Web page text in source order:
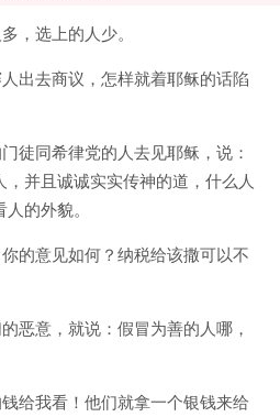
，选上的人少。
出去商议，怎样就着耶稣的话陷
徒同希律党的人去见耶稣，说：
并且诚诚实实传神的道，什么人
的外貌。
的意见如何？纳税给该撒可以不
恶意，就说：假冒为善的人哪，
给我看！他们就拿一个银钱来给